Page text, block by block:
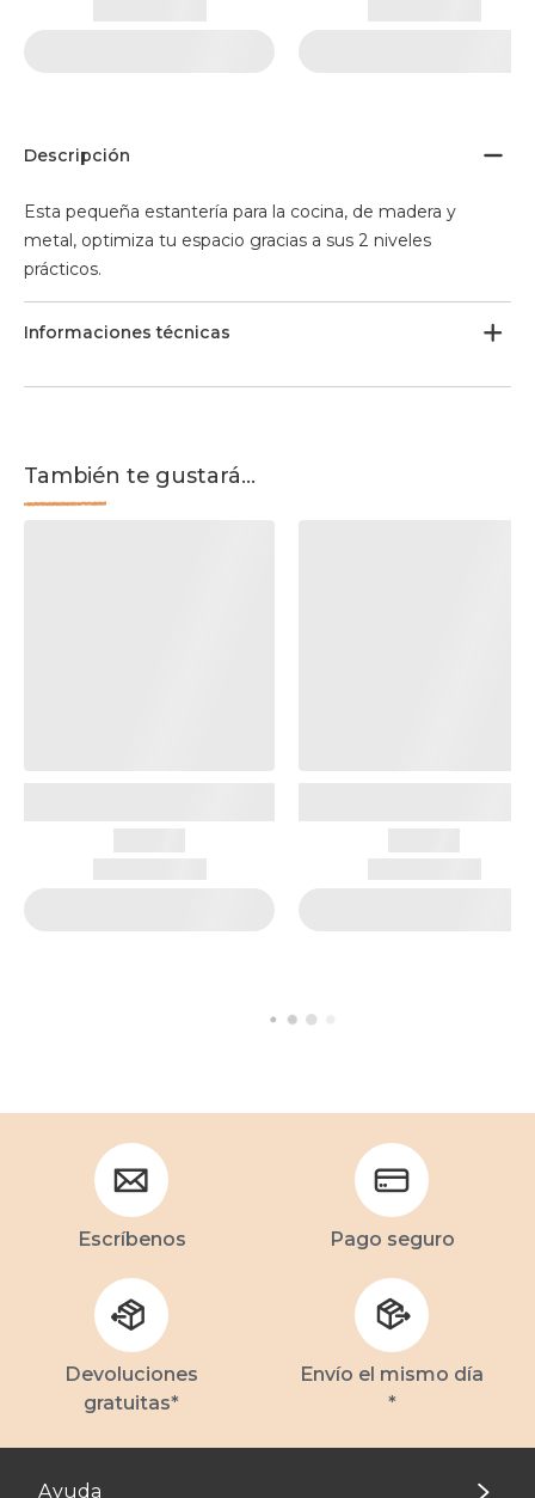
Descripción
Esta pequeña estantería para la cocina, de madera y
metal, optimiza tu espacio gracias a sus 2 niveles
prácticos.
Informaciones técnicas
También te gustará...
Escríbenos Pago seguro
Devoluciones
gratuitas*
Envío el mismo día
*
Ayuda